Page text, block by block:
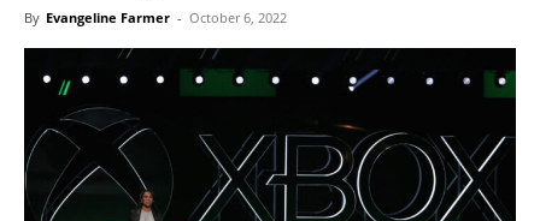
By Evangeline Farmer - October 6, 2022